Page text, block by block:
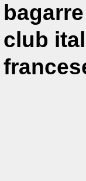
club